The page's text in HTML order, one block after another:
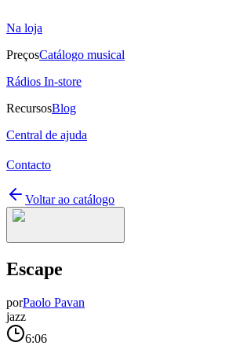
Na loja
PreçosCatálogo musical
Rádios In-store
RecursosBlog
Central de ajuda
Contacto
Voltar ao catálogo
Escape
porPaolo Pavan
jazz
6:06